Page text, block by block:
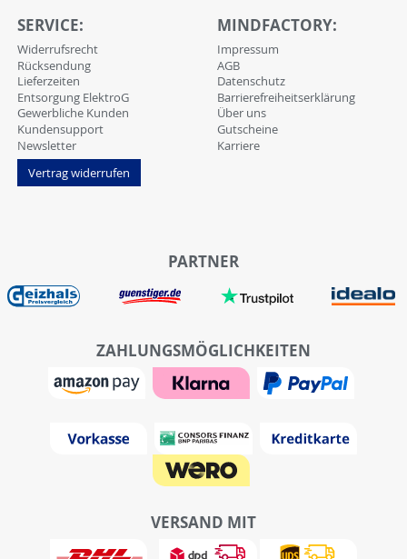
SERVICE:
Widerrufsrecht
Rücksendung
Lieferzeiten
Entsorgung ElektroG
Gewerbliche Kunden
Kundensupport
Newsletter
Vertrag widerrufen
MINDFACTORY:
Impressum
AGB
Datenschutz
Barrierefreiheitserklärung
Über uns
Gutscheine
Karriere
PARTNER
ZAHLUNGSMÖGLICHKEITEN
VERSAND MIT